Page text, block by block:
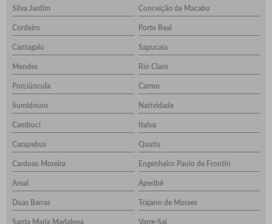
Silva Jardim Conceição de Macabu
Cordeiro Porto Real
Cantagalo Sapucaia
Mendes Rio Claro
Porciúncula Carmo
Sumidouro Natividade
Cambuci Italva
Carapebus Quatis
Cardoso Moreira Engenheiro Paulo de Frontin
Areal Aperibé
Duas Barras Trajano de Moraes
Santa Maria Madalena Varre-Sai